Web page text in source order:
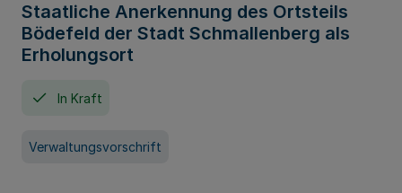
Staatliche Anerkennung des Ortsteils
Bödefeld der Stadt Schmallenberg als
Erholungsort
In Kraft
Verwaltungsvorschrift